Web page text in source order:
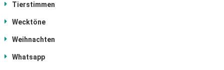
Tierstimmen
Wecktöne
Weihnachten
Whatsapp